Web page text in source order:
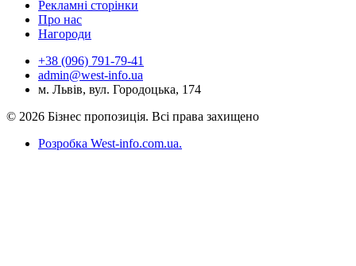
Рекламні сторінки
Про нас
Нагороди
+38 (096) 791-79-41
admin@west-info.ua
м. Львів, вул. Городоцька, 174
© 2026 Бізнес пропозиція. Всі права захищено
Розробка West-info.com.ua.